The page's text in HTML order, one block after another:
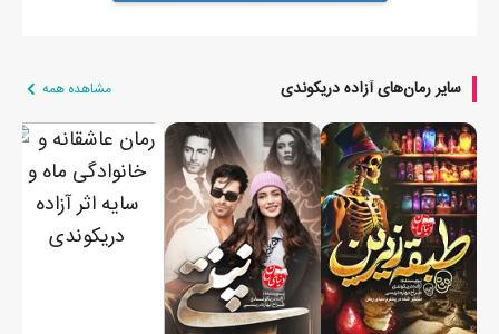
سایر رمان‌های آزاده دریکوندی مشاهده همه